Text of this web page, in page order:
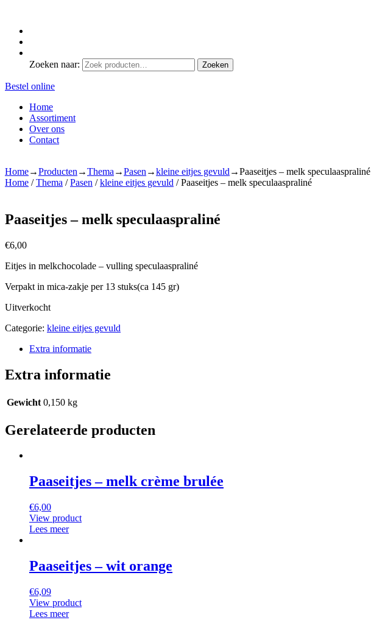
Zoeken naar: Zoeken
Bestel online
Home
Assortiment
Over ons
Contact
Home→Producten →Thema →Pasen →kleine eitjes gevuld →Paaseitjes – melk speculaaspraliné
Home /Thema /Pasen /kleine eitjes gevuld / Paaseitjes – melk speculaaspraliné
Paaseitjes – melk speculaaspraliné
€6,00
Eitjes in melkchocolade – vulling speculaaspraliné
Verpakt in mica-zakje per 13 stuks(ca 145 gr)
Uitverkocht
Categorie: kleine eitjes gevuld
Extra informatie
Extra informatie
Gewicht 0,150 kg
Gerelateerde producten
Paaseitjes – melk crème brulée
€6,00
View product
Lees meer
Paaseitjes – wit orange
€6,09
View product
Lees meer